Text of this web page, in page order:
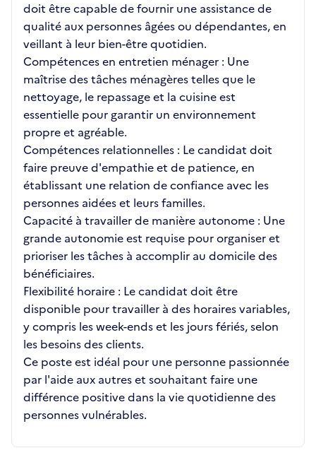
doit être capable de fournir une assistance de
qualité aux personnes âgées ou dépendantes, en
veillant à leur bien-être quotidien.
Compétences en entretien ménager : Une
maîtrise des tâches ménagères telles que le
nettoyage, le repassage et la cuisine est
essentielle pour garantir un environnement
propre et agréable.
Compétences relationnelles : Le candidat doit
faire preuve d'empathie et de patience, en
établissant une relation de confiance avec les
personnes aidées et leurs familles.
Capacité à travailler de manière autonome : Une
grande autonomie est requise pour organiser et
prioriser les tâches à accomplir au domicile des
bénéficiaires.
Flexibilité horaire : Le candidat doit être
disponible pour travailler à des horaires variables,
y compris les week-ends et les jours fériés, selon
les besoins des clients.
Ce poste est idéal pour une personne passionnée
par l'aide aux autres et souhaitant faire une
différence positive dans la vie quotidienne des
personnes vulnérables.